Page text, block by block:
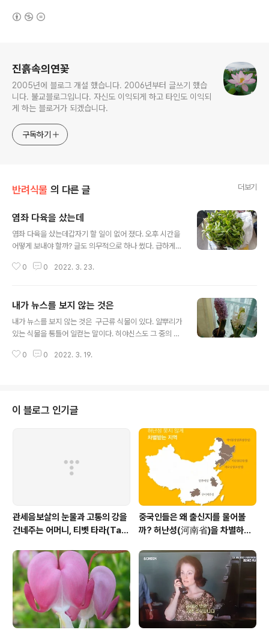
진흙속의연꽃
2005년에 블로그 개설 했습니다. 2006년부터 글쓰기 했습
니다. 불교블로그입니다. 자신도 이익되게 하고 타인도 이익되
게 하는 블로거가 되겠습니다.
구독하기
반려식물 의 다른 글 더보기
염좌 다육을 샀는데
염좌 다육을 샀는데갑자기 할 일이 없어 졌다. 오후 시간을
어떻게 보내야 할까? 글도 의무적으로 하나 썼다. 급하게
유튜브도 볼 수 있다. 그러나 걷기로 했다. 이때 늘 향하는
일까 날씨가 포근하다. 따사로운 햇살에 바람은 차갑지 않
다. 걷기 운동하기에 딱 좋은 날씨이다. 누우면 죽고 걸으면
산다는 말을 상기하며 천천히 걸었다.무엇이든지 목적이
는 것이다. 길거리 노점에서 파는 것이다. 10년도 넘게 친
0 0 2022. 3. 23.
내가 뉴스를 보지 않는 것은
내가 뉴스를 보지 않는 것은 구근류 식물이 있다. 알뿌리가
있는 식물을 통틀어 일컫는 말이다. 히야신스도 그 중의 하
에 녹색식물은 여러 종류 있지만 꽃은 거의 없다. 봄이 되어
이제 꽃이 활짝 피었다. 꽃의 무게가 있어서 젓가락 등으로
받침을 해 주었다. 집안에 꽃이 있으니 화사하다. 또한 향기
가 진하다. 히야신스향이 마치 라일락향 같다. 밀폐된 공간
에 향이 풍기니 향이 지나쳐 거부감이 들정도이다. 뉴스 없
는 삶이 열흘 되었다. 그날 이후 삶이 바뀌었다. 정치와 관
0 0 2022. 3. 19.
이 블로그 인기글
관세음보살의 눈물과 고통의 강을
건네주는 어머니, 티벳 타라(Tar
중국인들은 왜 출신지를 물어볼
까? 허난성(河南省)을 차별하는